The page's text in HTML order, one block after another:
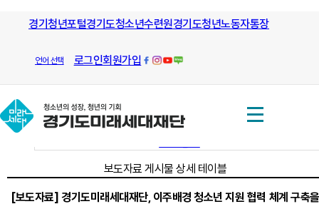
경기청년포털경기도청소년수련원경기도청년노동자통장
언어 선택 로그인회원가입
모든 방향으로 열린길과 그길을 안내하는
경기도미래세대재단재단소식
도정소식
보도자료 게시물 상세 테이블
[보도자료] 경기도미래세대재단, 이주배경 청소년 지원 협력 체계 구축을